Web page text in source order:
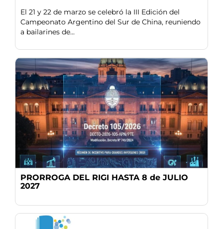
El 21 y 22 de marzo se celebró la III Edición del
Campeonato Argentino del Sur de China, reuniendo
a bailarines de...
PRORROGA DEL RIGI HASTA 8 de JULIO
2027